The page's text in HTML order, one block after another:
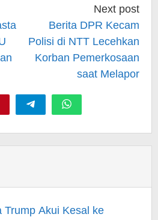
Next post
Berita DPR Kecam
Polisi di NTT Lecehkan
Korban Pemerkosaan
saat Melapor
Trump Akui Kesal ke